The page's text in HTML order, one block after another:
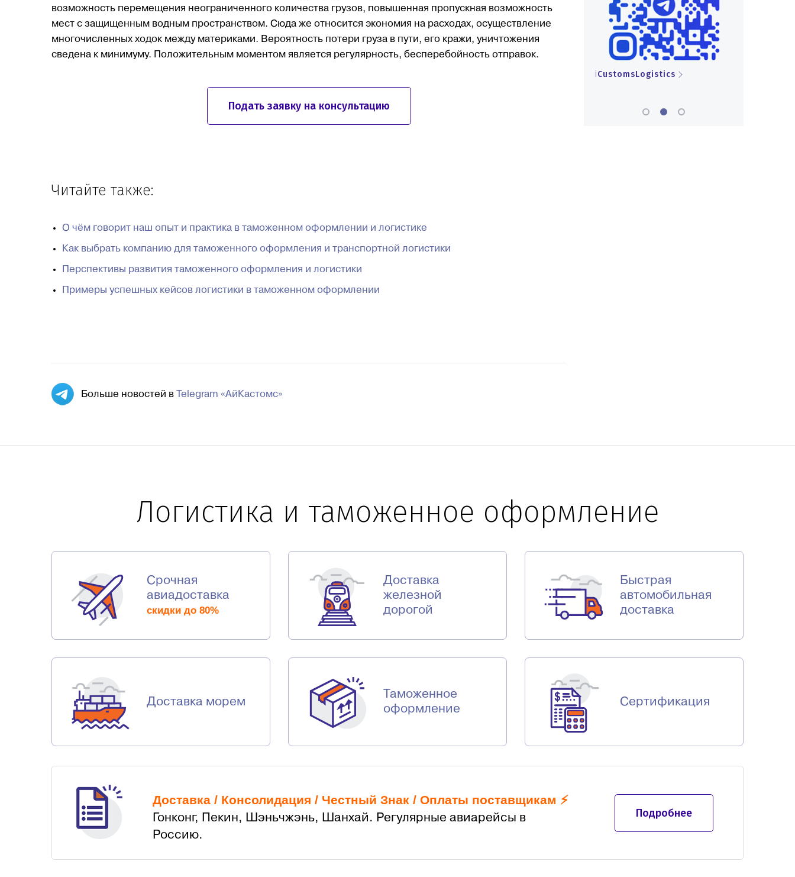
возможность перемещения неограниченного количества грузов, повышенная пропускная возможность
мест с защищенным водным пространством. Сюда же относится экономия на расходах, осуществление
многочисленных ходок между материками. Вероятность потери груза в пути, его кражи, уничтожения
сведена к минимуму. Положительным моментом является регулярность, бесперебойность отправок.
Подать заявку на консультацию
Читайте также:
О чём говорит наш опыт и практика в таможенном оформлении и логистике
Как выбрать компанию для таможенного оформления и транспортной логистики
Перспективы развития таможенного оформления и логистики
Примеры успешных кейсов логистики в таможенном оформлении
Больше новостей в Telegram «АйКастомс»
iCustomsLogistics
Логистика и таможенное оформление
Срочная
авиадоставка
скидки до 80%
Доставка
железной
дорогой
Быстрая
автомобильная
доставка
Доставка морем
Таможенное
оформление
Сертификация
Доставка / Консолидация / Честный Знак / Оплаты поставщикам ⚡
Гонконг, Пекин, Шэньчжэнь, Шанхай. Регулярные авиарейсы в
Россию.
Подробнее